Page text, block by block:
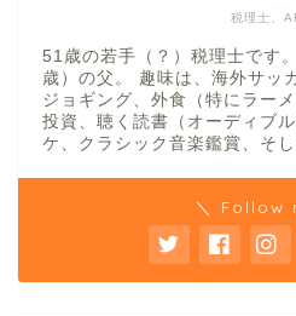
税理士、
51歳の若手（？）税理士です
歳）の父。 趣味は、海外サッ
ジョギング、外食（特にラー
投資、聴く読書（オーディブ
ケ、クラシック音楽鑑賞、そし
＼ Follow